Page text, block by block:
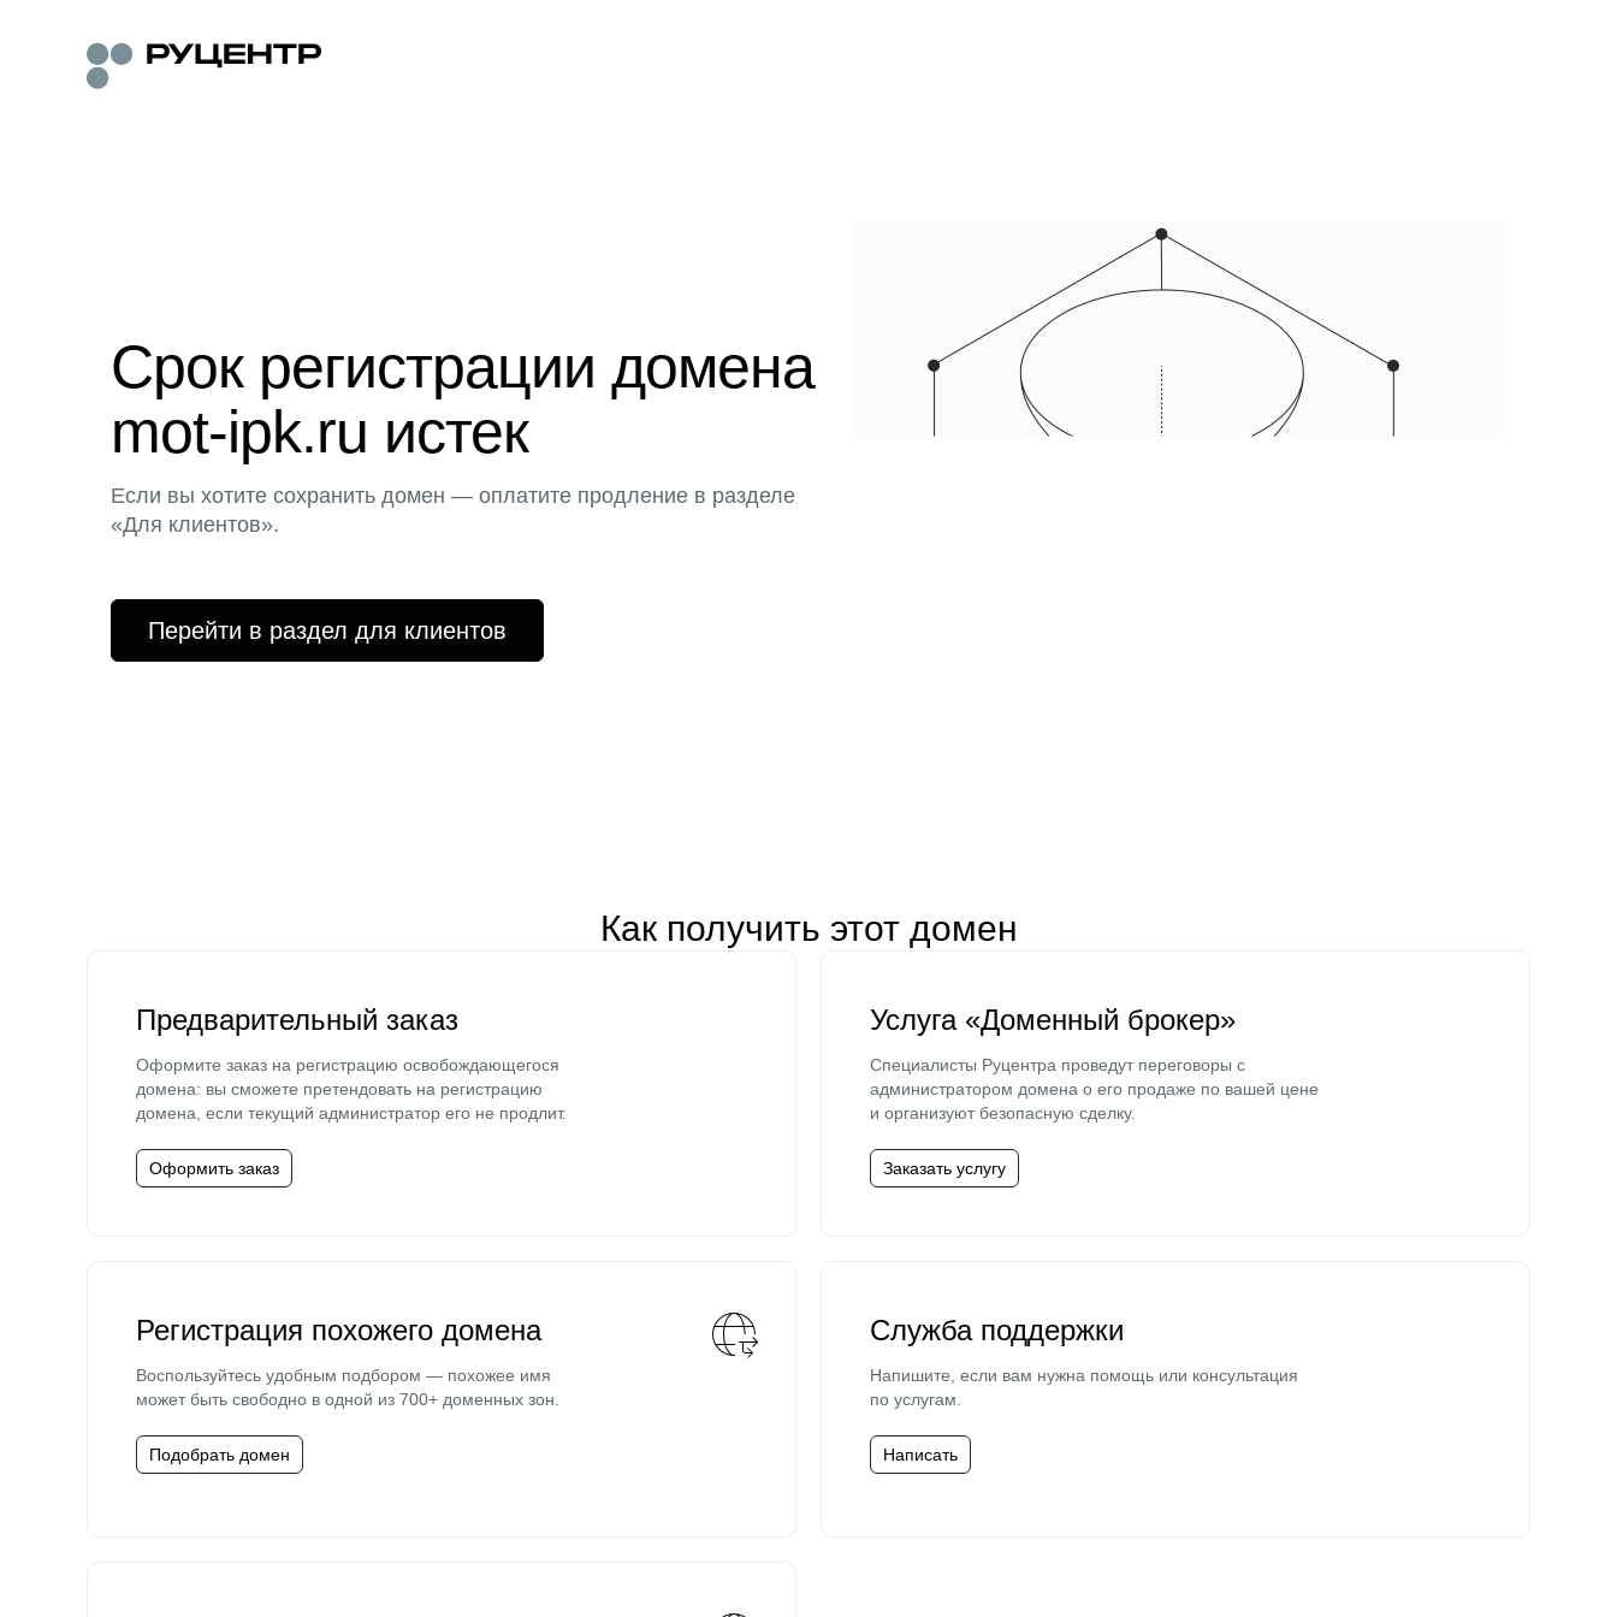
Срок регистрации домена
mot-ipk.ru истек
Если вы хотите сохранить домен — оплатите продление в разделе
«Для клиентов».
Перейти в раздел для клиентов
Как получить этот домен
Предварительный заказ
Оформите заказ на регистрацию освобождающегося
домена: вы сможете претендовать на регистрацию
домена, если текущий администратор его не продлит.
Оформить заказ
Услуга «Доменный брокер»
Специалисты Руцентра проведут переговоры с
администратором домена о его продаже по вашей цене
и организуют безопасную сделку.
Заказать услугу
Регистрация похожего домена
Воспользуйтесь удобным подбором — похожее имя
может быть свободно в одной из 700+ доменных зон.
Подобрать домен
Служба поддержки
Напишите, если вам нужна помощь или консультация
по услугам.
Написать